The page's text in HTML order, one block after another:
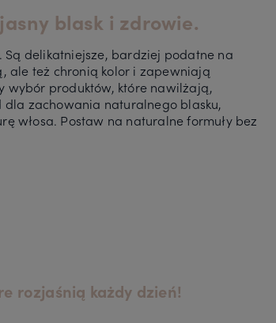
lub zaloguj się, aby przywrócić dodane
blask i zdrowie.
delikatniejsze, bardziej podatne na
ale też chronią kolor i zapewniają
wybór produktów, które nawilżają,
zachowania naturalnego blasku,
włosa. Postaw na naturalne formuły bez
rozjaśnią każdy dzień!